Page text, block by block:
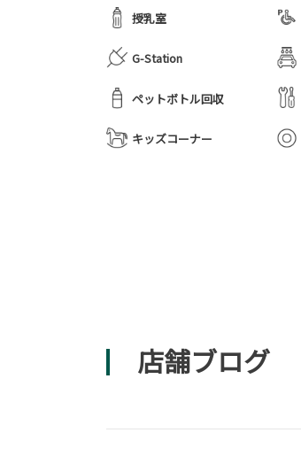
授乳室
G-Station
ペットボトル回収
キッズコーナー
店舗ブログ